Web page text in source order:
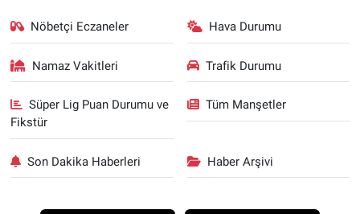
Nöbetçi Eczaneler Hava Durumu
Namaz Vakitleri Trafik Durumu
Süper Lig Puan Durumu ve
Fikstür
Tüm Manşetler
Son Dakika Haberleri Haber Arşivi